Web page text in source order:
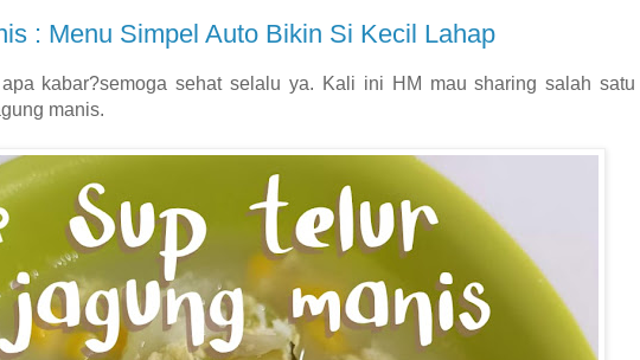
: Menu Simpel Auto Bikin Si Kecil Lahap
kabar?semoga sehat selalu ya. Kali ini HM mau sharing salah
manis.